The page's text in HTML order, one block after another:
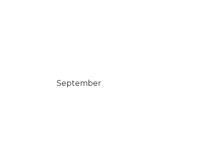
September